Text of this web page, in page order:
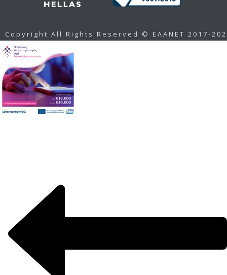
Copyright All Rights Reserved © ΕΛΑΝΕΤ 2017-